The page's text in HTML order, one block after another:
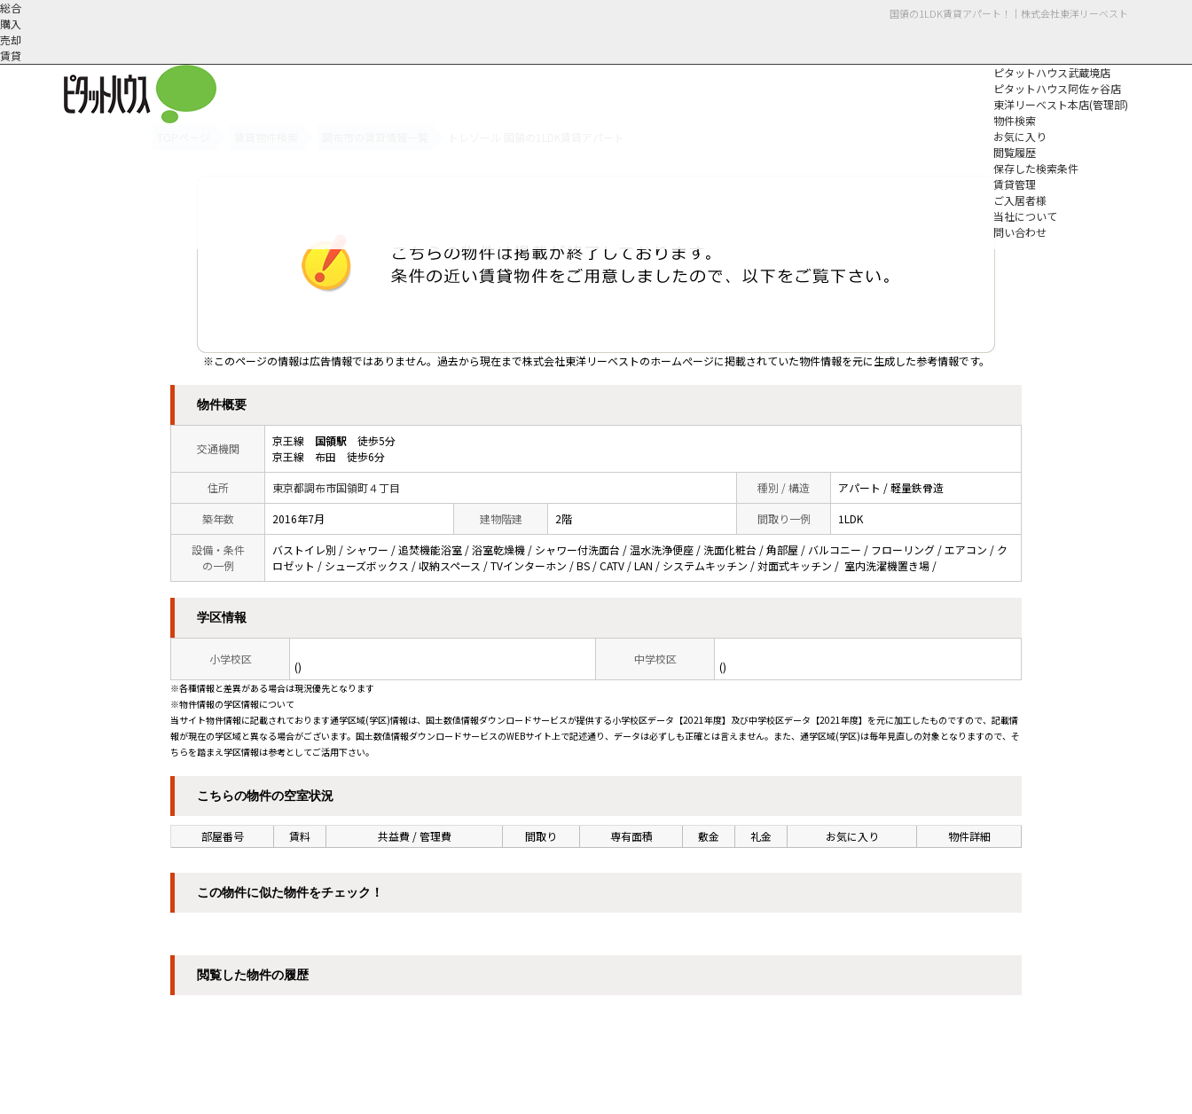
国領の1LDK賃貸アパート！｜株式会社東洋リーベスト
総合
購入
売却
賃貸
ピタットハウス武蔵境店
ピタットハウス阿佐ヶ谷店
東洋リーベスト本店(管理部)
物件検索
お気に入り
閲覧履歴
保存した検索条件
賃貸管理
ご入居者様
当社について
問い合わせ
※このページの情報は広告情報ではありません。過去から現在まで株式会社東洋リーベストのホームぺージに掲載されていた物件情報を元に生成した参考情報です。
物件概要
交通機関
京王線 国領駅 徒歩5分
京王線 布田 徒歩6分
住所 東京都調布市国領町４丁目 種別 / 構造 アパート / 軽量鉄骨造
築年数 2016年7月 建物階建 2階 間取り一例 1LDK
設備・条件
の一例
バストイレ別 / シャワー / 追焚機能浴室 / 浴室乾燥機 / シャワー付洗面台 / 温水洗浄便座 / 洗面化粧台 / 角部屋 / バルコニー / フローリング / エアコン / ク
ロゼット / シューズボックス / 収納スペース / TVインターホン / BS / CATV / LAN / システムキッチン / 対面式キッチン / 室内洗濯機置き場 /
学区情報
小学校区
()
中学校区
()
※各種情報と差異がある場合は現況優先となります
※物件情報の学区情報について
当サイト物件情報に記載されております通学区域(学区)情報は、国土数値情報ダウンロードサービスが提供する小学校区データ【2021年度】及び中学校区データ【2021年度】を元に加工したものですので、記載情
報が現在の学区域と異なる場合がございます。国土数値情報ダウンロードサービスのWEBサイト上で記述通り、データは必ずしも正確とは言えません。また、通学区域(学区)は毎年見直しの対象となりますので、そ
ちらを踏まえ学区情報は参考としてご活用下さい。
こちらの物件の空室状況
部屋番号 賃料 共益費 / 管理費 間取り 専有面積 敷金 礼金 お気に入り 物件詳細
この物件に似た物件をチェック！
閲覧した物件の履歴